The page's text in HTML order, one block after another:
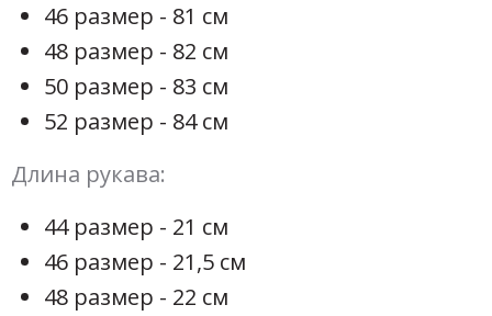
46 размер - 81 см
48 размер - 82 см
50 размер - 83 см
52 размер - 84 см
Длина рукава:
44 размер - 21 см
46 размер - 21,5 см
48 размер - 22 см